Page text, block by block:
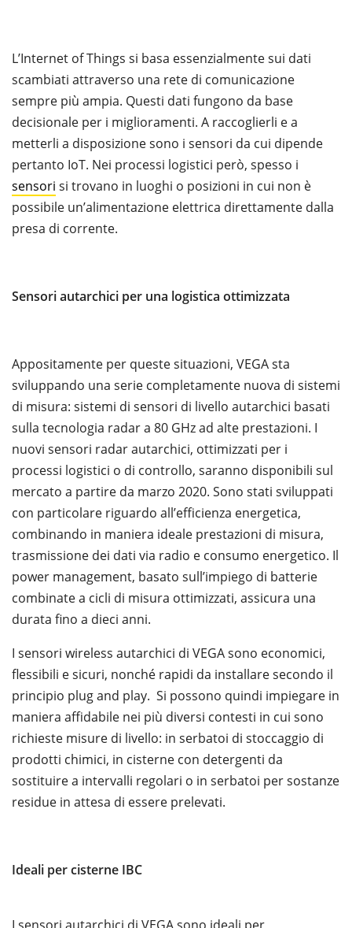
L’Internet of Things si basa essenzialmente sui dati
scambiati attraverso una rete di comunicazione
sempre più ampia. Questi dati fungono da base
decisionale per i miglioramenti. A raccoglierli e a
metterli a disposizione sono i sensori da cui dipende
pertanto IoT. Nei processi logistici però, spesso i
sensori si trovano in luoghi o posizioni in cui non è
possibile un’alimentazione elettrica direttamente dalla
presa di corrente.
Sensori autarchici per una logistica ottimizzata
Appositamente per queste situazioni, VEGA sta
sviluppando una serie completamente nuova di sistemi
di misura: sistemi di sensori di livello autarchici basati
sulla tecnologia radar a 80 GHz ad alte prestazioni. I
nuovi sensori radar autarchici, ottimizzati per i
processi logistici o di controllo, saranno disponibili sul
mercato a partire da marzo 2020. Sono stati sviluppati
con particolare riguardo all’efficienza energetica,
combinando in maniera ideale prestazioni di misura,
trasmissione dei dati via radio e consumo energetico. Il
power management, basato sull’impiego di batterie
combinate a cicli di misura ottimizzati, assicura una
durata fino a dieci anni.
I sensori wireless autarchici di VEGA sono economici,
flessibili e sicuri, nonché rapidi da installare secondo il
principio plug and play. Si possono quindi impiegare in
maniera affidabile nei più diversi contesti in cui sono
richieste misure di livello: in serbatoi di stoccaggio di
prodotti chimici, in cisterne con detergenti da
sostituire a intervalli regolari o in serbatoi per sostanze
residue in attesa di essere prelevati.
Ideali per cisterne IBC